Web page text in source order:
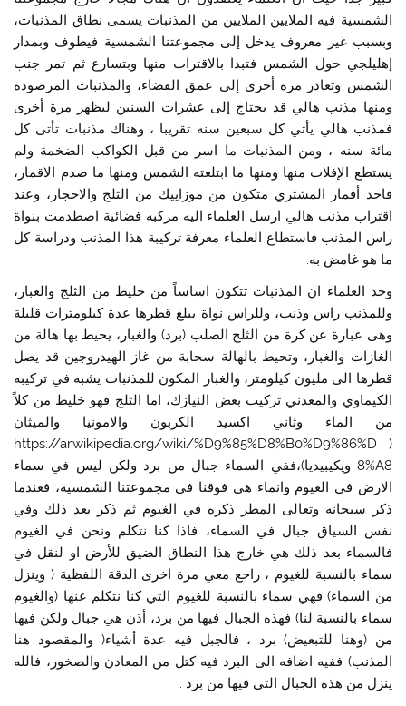
الشمسية فيه الملايين الملايين من المذنبات يسمى نطاق المذنبات،
وبسبب غير معروف يدخل إلى مجموعتنا الشمسية فيطوف وبمدار
إهليلجي حول الشمس فتبدا بالاقتراب منها وبتسارع ثم تمر جنب
الشمس وتغادر مره أخرى إلى عمق الفضاء، والمذنبات المرصودة
ومنها مذنب هالي قد يحتاج إلى عشرات السنين ليظهر مرة أخرى
فمذنب هالي يأتي كل سبعين سنه تقريبا ، وهناك مذنبات تأتى كل
مائة سنه ، ومن المذنبات ما اسر من قبل الكواكب الضخمة ولم
يستطع الإفلات منها ومنها ما ابتلعته الشمس ومنها ما صدم الاقمار،
فاحد أقمار المشتري متكون من موزاييك من الثلج والاحجار، وعند
اقتراب مذنب هالي ارسل العلماء اليه مركبه فضائية اصطدمت بنواة
راس المذنب فاستطاع العلماء معرفة تركيبة هذا المذنب ودراسة كل
ما هو غامض به.
وجد العلماء ان المذنبات تتكون اساساً من خليط من الثلج والغبار،
وللمذنب راس وذنب، وللراس نواة يبلغ قطرها عدة كيلومترات قليلة
وهى عبارة عن كرة من الثلج الصلب (برد) والغبار، يحيط بها هالة من
الغازات والغبار، وتحيط بالهالة سحابة من غاز الهيدروجين قد يصل
قطرها الى مليون كيلومتر، والغبار المكون للمذنبات يشبه في تركيبه
الكيماوي والمعدني تركيب بعض النيازك، اما الثلج فهو خليط من كلاً
من الماء وثاني اكسيد الكربون والامونيا والميثان
( https://ar.wikipedia.org/wiki/%D9%85%D8%B0%D9%86%D
8%A8 ويكيبيديا)،ففي السماء جبال من برد ولكن ليس في سماء
الارض في الغيوم وانماء هي فوقنا في مجموعتنا الشمسية، فعندما
ذكر سبحانه وتعالى المطر ذكره في الغيوم ثم ذكر بعد ذلك وفي
نفس السياق جبال في السماء، فاذا كنا نتكلم ونحن في الغيوم
فالسماء بعد ذلك هي خارج هذا النطاق الضيق للأرض او لنقل في
سماء بالنسبة للغيوم ، راجع معي مرة اخرى الدقة اللفظية ( وينزل
من السماء) فهي سماء بالنسبة للغيوم التي كنا نتكلم عنها (والغيوم
سماء بالنسبة لنا) فهذه الجبال فيها من برد، أذن هي جبال ولكن فيها
من (وهنا للتبعيض) برد ، فالجبل فيه عدة أشياء( والمقصود هنا
المذنب) ففيه اضافه الى البرد فيه كتل من المعادن والصخور، فالله
ينزل من هذه الجبال التي فيها من برد .